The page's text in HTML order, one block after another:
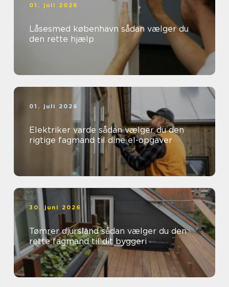
01. juli 2026
Låsesmed københavn sådan vælger du
den rette hjælp
01. juli 2026
Elektriker varde sådan vælger du den
rigtige fagmand til dine el-opgaver
30. juni 2026
Tømrer djursland sådan vælger du den
rette fagmand til dit byggeri